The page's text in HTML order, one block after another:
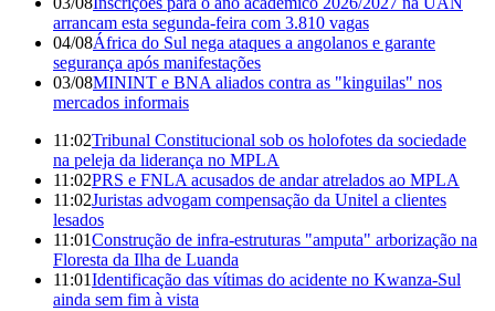
arrancam esta segunda-feira com 3.810 vagas
04/08África do Sul nega ataques a angolanos e garante
segurança após manifestações
03/08MININT e BNA aliados contra as "kinguilas" nos
mercados informais
11:02Tribunal Constitucional sob os holofotes da sociedade
na peleja da liderança no MPLA
11:02PRS e FNLA acusados de andar atrelados ao MPLA
11:02Juristas advogam compensação da Unitel a clientes
lesados
11:01Construção de infra-estruturas "amputa" arborização na
Floresta da Ilha de Luanda
11:01Identificação das vítimas do acidente no Kwanza-Sul
ainda sem fim à vista